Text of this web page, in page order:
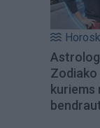
Zodiako
kuriems